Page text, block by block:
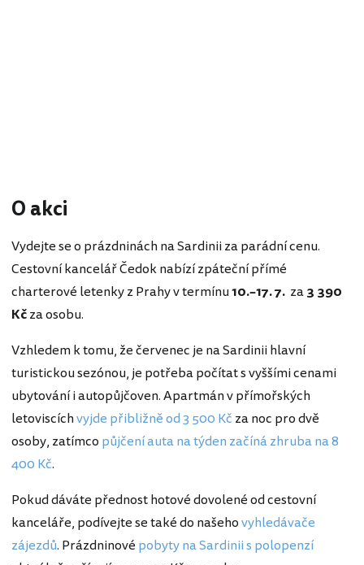
O akci
Vydejte se o prázdninách na Sardinii za parádní cenu.
Cestovní kancelář Čedok nabízí zpáteční přímé
charterové letenky z Prahy v termínu10.–17. 7. za3 390
Kčza osobu.
Vzhledem k tomu, že červenec je na Sardinii hlavní
turistickou sezónou, je potřeba počítat s vyššími cenami
ubytování i autopůjčoven. Apartmán v přímořských
letoviscíchvyjde přibližně od 3 500 Kč za noc pro dvě
osoby, zatímco půjčení auta na týden začíná zhruba na 8
400 Kč.
Pokud dáváte přednost hotové dovolené od cestovní
kanceláře, podívejte se také do našehovyhledávače
zájezdů. Prázdninové pobyty na Sardinii s polopenzí